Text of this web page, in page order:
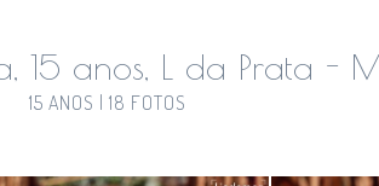
15 anos, L da Prata -
15 ANOS | 18 FOTOS